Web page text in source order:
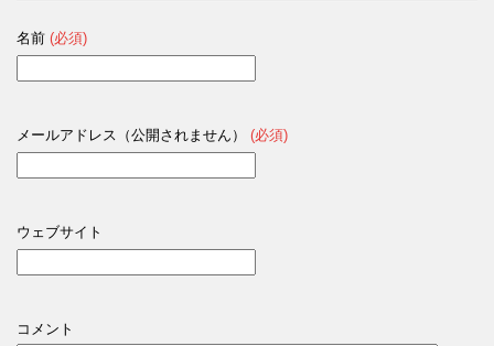
名前 (必須)
メールアドレス（公開されません） (必須)
ウェブサイト
コメント